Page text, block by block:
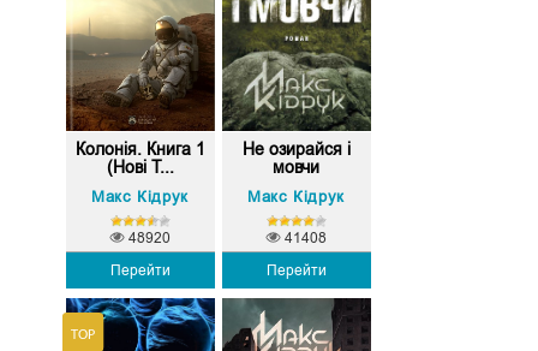
Колонія. Книга 1
(Нові Т...
Макс Кідрук
Перейти
48920
Не озирайся і
мовчи
Макс Кідрук
Перейти
41408